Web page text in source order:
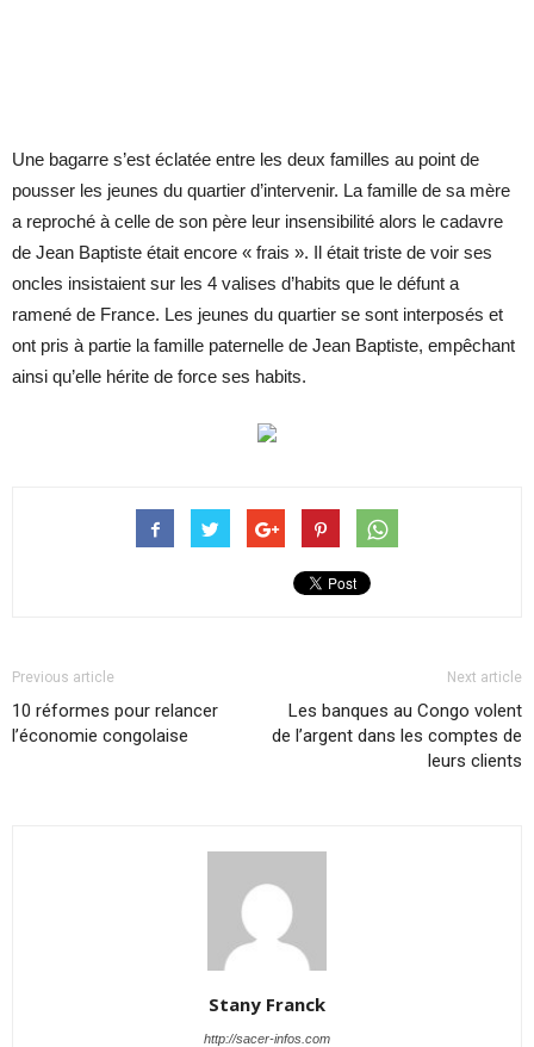
Une bagarre s’est éclatée entre les deux familles au point de
pousser les jeunes du quartier d’intervenir. La famille de sa mère
a reproché à celle de son père leur insensibilité alors le cadavre
de Jean Baptiste était encore « frais ». Il était triste de voir ses
oncles insistaient sur les 4 valises d’habits que le défunt a
ramené de France. Les jeunes du quartier se sont interposés et
ont pris à partie la famille paternelle de Jean Baptiste, empêchant
ainsi qu’elle hérite de force ses habits.
Previous article
10 réformes pour relancer
l’économie congolaise
Next article
Les banques au Congo volent
de l’argent dans les comptes de
leurs clients
Stany Franck
http://sacer-infos.com